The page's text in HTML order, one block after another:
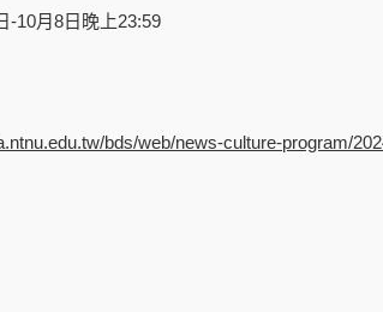
-10月8日晚上23:59
bds/web/news-culture-program/